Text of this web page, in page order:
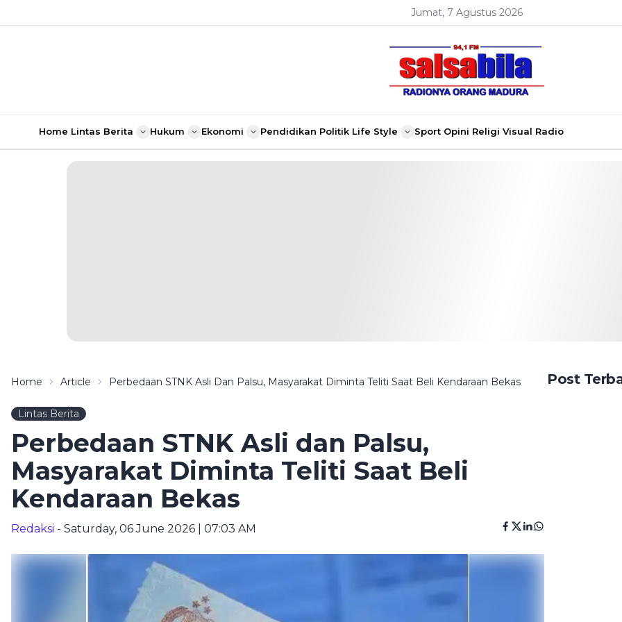
Jumat, 7 Agustus 2026
Home Lintas Berita Hukum Ekonomi Pendidikan Politik Life Style Sport Opini Religi Visual Radio
Home Article Perbedaan STNK Asli Dan Palsu, Masyarakat Diminta Teliti Saat Beli Kendaraan Bekas
Lintas Berita
Perbedaan STNK Asli dan Palsu,
Masyarakat Diminta Teliti Saat Beli
Kendaraan Bekas
Redaksi - Saturday, 06 June 2026 | 07:03 AM
Post